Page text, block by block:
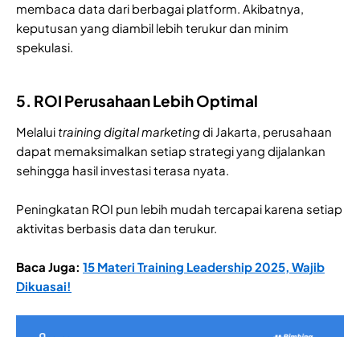
membaca data dari berbagai platform. Akibatnya,
keputusan yang diambil lebih terukur dan minim
spekulasi.
5. ROI Perusahaan Lebih Optimal
Melalui training digital marketingdi Jakarta, perusahaan
dapat memaksimalkan setiap strategi yang dijalankan
sehingga hasil investasi terasa nyata.
Peningkatan ROI pun lebih mudah tercapai karena setiap
aktivitas berbasis data dan terukur.
Baca Juga: 15 Materi Training Leadership 2025, Wajib
Dikuasai!